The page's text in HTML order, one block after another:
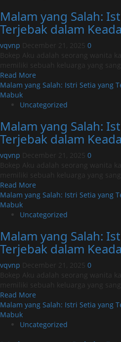
Salah:
Istri
Setia
yang
Terjebak
dalam
Mabuk
Malam yang Salah:
Terjebak dalam
vqvnp December 21, 2025 0
Bokep Aku adalah seorang wanita
memiliki sebuah keluarga yang
Read More
more
Malam
Salah:
Istri
Setia
yang
Terjebak
dalam
Mabuk
Malam yang Salah: Istri Setia yang
Mabuk
Uncategorized
Malam yang Salah:
Terjebak dalam
vqvnp December 21, 2025 0
Bokep Aku adalah seorang wanita
memiliki sebuah keluarga yang
Read More
more
Malam
Salah:
Istri
Setia
yang
Terjebak
dalam
Mabuk
Malam yang Salah: Istri Setia yang
Mabuk
Uncategorized
Malam yang Salah:
Terjebak dalam
vqvnp December 21, 2025 0
Bokep Aku adalah seorang wanita
memiliki sebuah keluarga yang
Read More
more
Malam
Malam yang Salah: Istri Setia yang
Mabuk
Uncategorized